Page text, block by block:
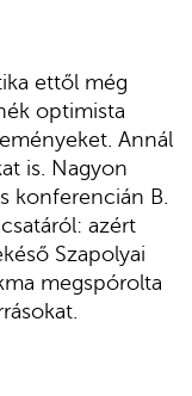
ettől még
optimista
Annál
is. Nagyon
konferencián B.
azért
Szapolyai
megspórolta